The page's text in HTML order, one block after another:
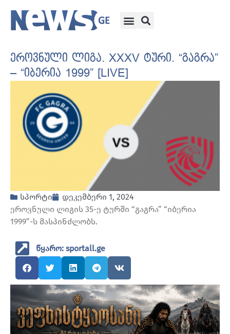
ეროვნული ლიგა. XXXV ტური. “გაგრა”
– “იბერია 1999” [LIVE]
სპორტი
დეკემბერი 1, 2024
ეროვნული ლიგის 35-ე ტურში “გაგრა” “იბერია
1999”-ს მასპინძლობს.
წყარო: sportall.ge